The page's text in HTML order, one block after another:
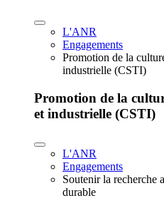
L'ANR
Engagements
Promotion de la
industrielle (CSTI)
Promotion de la
et industrielle (CSTI)
L'ANR
Engagements
Soutenir la recherche
durable